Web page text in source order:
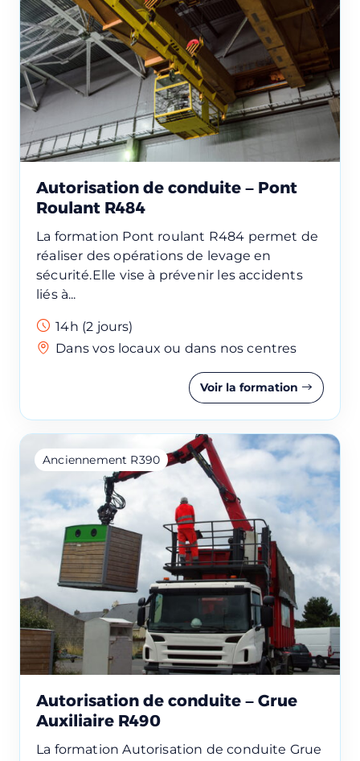
Autorisation de conduite – Pont
Roulant R484
La formation Pont roulant R484 permet de
réaliser des opérations de levage en
sécurité.Elle vise à prévenir les accidents
liés à...
14h (2 jours)
Dans vos locaux ou dans nos centres
Voir la formation
Anciennement R390
Autorisation de conduite – Grue
Auxiliaire R490
La formation Autorisation de conduite Grue
Réserver une session
Vous êtes
Prénom
Nom
Adresse e-mail